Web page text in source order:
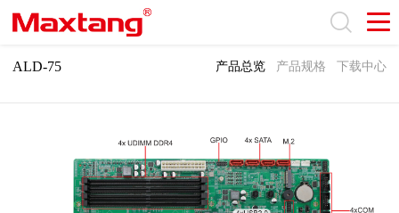
ALD-75
Motherboard with Z690/Q670/H670
ALD-75 产品总览 产品规格 下载中心